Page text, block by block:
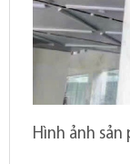
Hình ảnh